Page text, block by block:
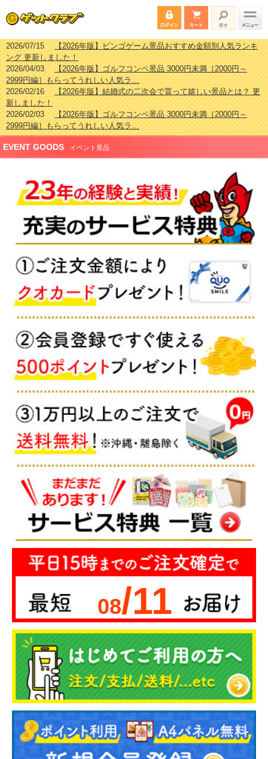
2026/07/15【2026年版】ビンゴゲーム景品おすすめ金額別人気ランキ
ング 更新しました！
2026/04/03【2026年版】ゴルフコンペ景品 3000円未満［2000円～
2999円編］もらってうれしい人気ラ…
2026/02/16【2026年版】結婚式の二次会で貰って嬉しい景品とは？ 更
新しました！
2026/02/03【2026年版】ゴルフコンペ景品 3000円未満［2000円～
2999円編］もらってうれしい人気ラ…
EVENT GOODS イベント景品
08/11